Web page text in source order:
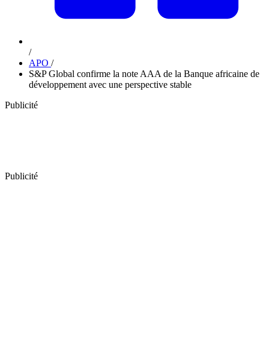
/
APO /
S&P Global confirme la note AAA de la Banque africaine de
développement avec une perspective stable
Publicité
Publicité